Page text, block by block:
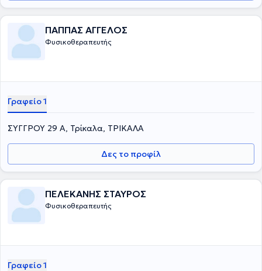
ΠΑΠΠΑΣ ΑΓΓΕΛΟΣ
Φυσικοθεραπευτής
Γραφείο 1
ΣΥΓΓΡΟΥ 29 Α, Τρίκαλα, ΤΡΙΚΑΛΑ
Δες το προφίλ
ΠΕΛΕΚΑΝΗΣ ΣΤΑΥΡΟΣ
Φυσικοθεραπευτής
Γραφείο 1